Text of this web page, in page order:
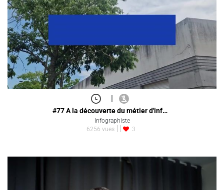
|
#77 A la découverte du métier d'inf…
Infographiste
6256 vues
3